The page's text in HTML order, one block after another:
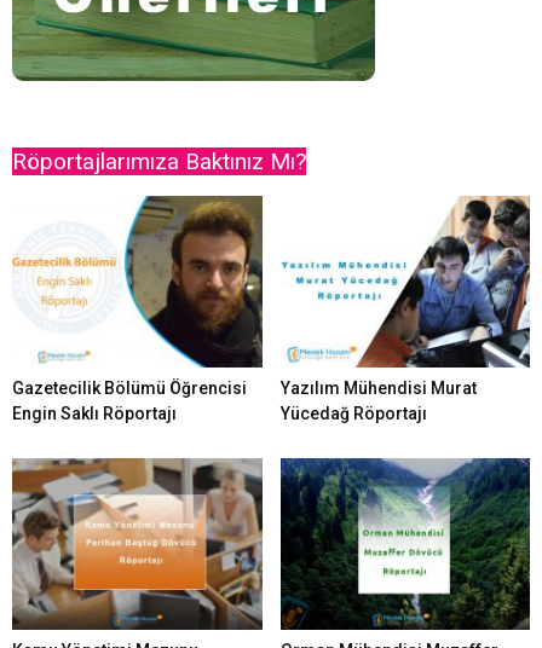
Röportajlarımıza Baktınız Mı?
Gazetecilik Bölümü Öğrencisi
Engin Saklı Röportajı
Yazılım Mühendisi Murat
Yücedağ Röportajı